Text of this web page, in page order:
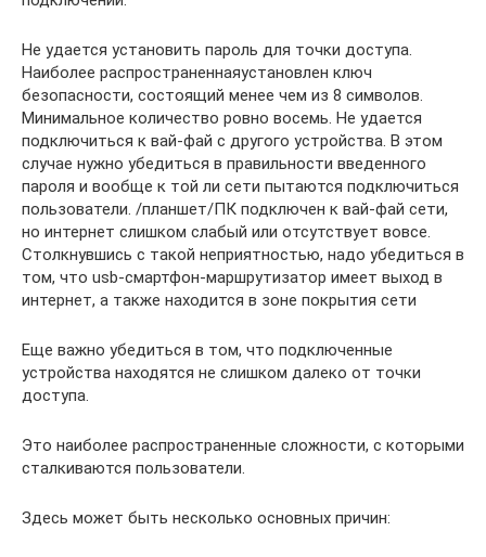
Не удается установить пароль для точки доступа.
Наиболее распространеннаяустановлен ключ
безопасности, состоящий менее чем из 8 символов.
Минимальное количество ровно восемь. Не удается
подключиться к вай-фай с другого устройства. В этом
случае нужно убедиться в правильности введенного
пароля и вообще к той ли сети пытаются подключиться
пользователи. /планшет/ПК подключен к вай-фай сети,
но интернет слишком слабый или отсутствует вовсе.
Столкнувшись с такой неприятностью, надо убедиться в
том, что usb-смартфон-маршрутизатор имеет выход в
интернет, а также находится в зоне покрытия сети
Еще важно убедиться в том, что подключенные
устройства находятся не слишком далеко от точки
доступа.
Это наиболее распространенные сложности, с которыми
сталкиваются пользователи.
Здесь может быть несколько основных причин: